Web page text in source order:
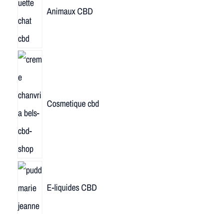
Animaux CBD
Cosmetique cbd
E-liquides CBD